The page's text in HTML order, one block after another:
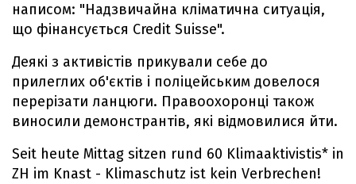
написом: "Надзвичайна кліматична ситуація,
що фінансується Credit Suisse".
Деякі з активістів прикували себе до
прилеглих об'єктів і поліцейським довелося
перерізати ланцюги. Правоохоронці також
виносили демонстрантів, які відмовилися йти.
Seit heute Mittag sitzen rund 60 Klimaaktivistis* in
ZH im Knast - Klimaschutz ist kein Verbrechen!